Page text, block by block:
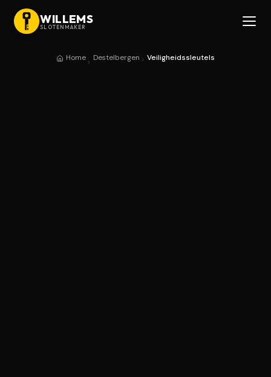
WILLEMS
SLOTENMAKER
Home Destelbergen Veiligheidssleutels